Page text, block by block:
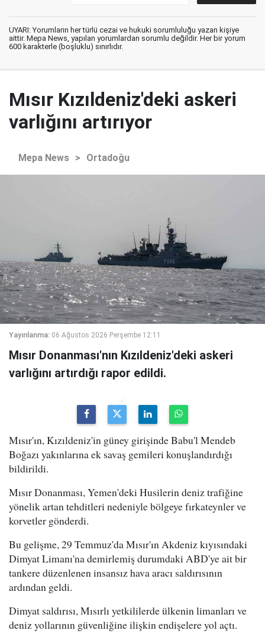
UYARI: Yorumların her türlü cezai ve hukuki sorumluluğu yazan kişiye
aittir. Mepa News, yapılan yorumlardan sorumlu değildir. Her bir yorum
600 karakterle (boşluklu) sınırlıdır.
Mısır Kızıldeniz'deki askeri
varlığını artırıyor
Mepa News > Ortadoğu
Yayınlanma: 06 Ağustos 2026 Perşembe 12:11
Mısır Donanması'nın Kızıldeniz'deki askeri
varlığını artırdığı rapor edildi.
Mısır'ın, Kızıldeniz'in güney girişinde Babu'l Mendeb
Boğazı yakınlarına ek savaş gemileri konuşlandırdığı
bildirildi.
Mısır Donanması, Yemen'deki Husilerin deniz trafiğine
yönelik artan tehditleri nedeniyle bölgeye fırkateynler ve
korvetler gönderdi.
Bu gelişme, 29 Temmuz'da Mısır'ın Akdeniz kıyısındaki
Dimyat Limanı'na demirlemiş durumdaki ABD'ye ait bir
tankere düzenlenen insansız hava aracı saldırısının
ardından geldi.
Dimyat saldırısı, Mısırlı yetkililerde ülkenin limanları ve
deniz yollarının güvenliğine ilişkin endişelere yol açtı.